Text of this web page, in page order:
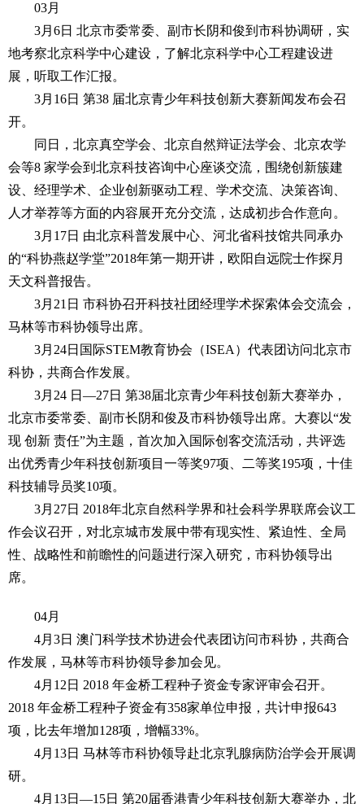
03月
3月6日 北京市委常委、副市长阴和俊到市科协调研，实
地考察北京科学中心建设，了解北京科学中心工程建设进
展，听取工作汇报。
3月16日 第38 届北京青少年科技创新大赛新闻发布会召
开。
同日，北京真空学会、北京自然辩证法学会、北京农学
会等8 家学会到北京科技咨询中心座谈交流，围绕创新簇建
设、经理学术、企业创新驱动工程、学术交流、决策咨询、
人才举荐等方面的内容展开充分交流，达成初步合作意向。
3月17日 由北京科普发展中心、河北省科技馆共同承办
的“科协燕赵学堂”2018年第一期开讲，欧阳自远院士作探月
天文科普报告。
3月21日 市科协召开科技社团经理学术探索体会交流会，
马林等市科协领导出席。
3月24日国际STEM教育协会（ISEA）代表团访问北京市
科协，共商合作发展。
3月24 日—27日 第38届北京青少年科技创新大赛举办，
北京市委常委、副市长阴和俊及市科协领导出席。大赛以“发
现 创新 责任”为主题，首次加入国际创客交流活动，共评选
出优秀青少年科技创新项目一等奖97项、二等奖195项，十佳
科技辅导员奖10项。
3月27日 2018年北京自然科学界和社会科学界联席会议工
作会议召开，对北京城市发展中带有现实性、紧迫性、全局
性、战略性和前瞻性的问题进行深入研究，市科协领导出
席。
04月
4月3日 澳门科学技术协进会代表团访问市科协，共商合
作发展，马林等市科协领导参加会见。
4月12日 2018 年金桥工程种子资金专家评审会召开。
2018 年金桥工程种子资金有358家单位申报，共计申报643
项，比去年增加128项，增幅33%。
4月13日 马林等市科协领导赴北京乳腺病防治学会开展调
研。
4月13日—15日 第20届香港青少年科技创新大赛举办，北